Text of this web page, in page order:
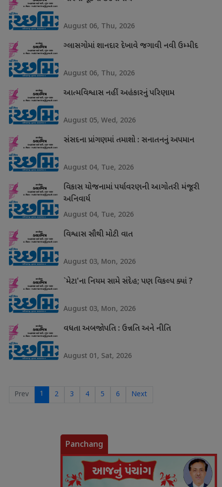
August 06, Thu, 2026
ગ્લાસગોમાં શાનદાર દેખાવે જગાવી નવી ઉમ્મીદ
August 06, Thu, 2026
આત્મવિશ્વાસ નહીં અહંકારનું પરિણામ
August 05, Wed, 2026
સંસદના પ્રાંગણમાં તમાશો : સનાતનનું અપમાન
August 04, Tue, 2026
વિકાસ યોજનામાં પર્યાવરણની આગોતરી મંજૂરી
અનિવાર્ય
August 04, Tue, 2026
વિશ્વાસ સૌથી મોટી વાત
August 03, Mon, 2026
`મેટા'ના નિયમ સામે સંદેહ; પણ વિકલ્પ ક્યાં ?
August 03, Mon, 2026
વધતા અબજોપતિ : ઉન્નતિ અને નીતિ
August 01, Sat, 2026
Prev 1 2 3 4 5 6 Next
Panchang